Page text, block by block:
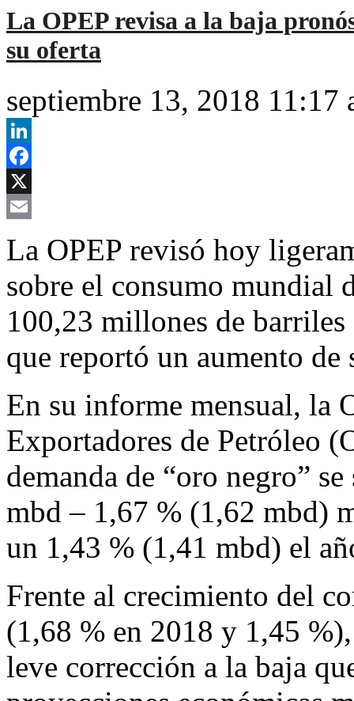
La OPEP revisa a la baja
su oferta
septiembre 13, 2018 11:17
LinkedIn
Facebook
X
La OPEP revisó hoy
sobre el consumo mundial
100,23 millones de
que reportó un aumento
En su informe mensual, la
Exportadores de Petróleo
demanda de “oro negro”
mbd – 1,67 % (1,62 mbd)
un 1,43 % (1,41 mbd) el
Frente al crecimiento del
(1,68 % en 2018 y 1,45
leve corrección a la baja